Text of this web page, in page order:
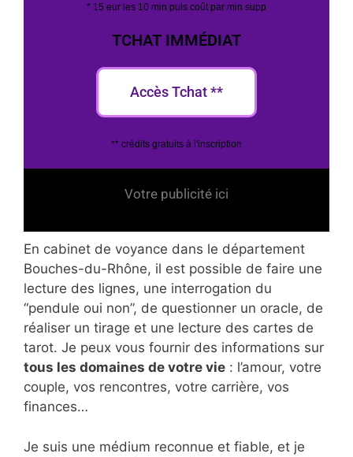
* 15 eur les 10 min puis coût par min supp
TCHAT IMMÉDIAT
Accès Tchat **
** crédits gratuits à l'inscription
Votre publicité ici
En cabinet de voyance dans le département
Bouches-du-Rhône, il est possible de faire une
lecture des lignes, une interrogation du
“pendule oui non”, de questionner un oracle, de
réaliser un tirage et une lecture des cartes de
tarot. Je peux vous fournir des informations sur
tous les domaines de votre vie : l’amour, votre
couple, vos rencontres, votre carrière, vos
finances…
Je suis une médium reconnue et fiable, et je